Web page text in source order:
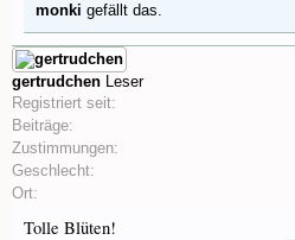
monki gefällt das.
gertrudchen Leser
Registriert seit:
Beiträge:
Zustimmungen:
Geschlecht:
Ort:
Tolle Blüten!